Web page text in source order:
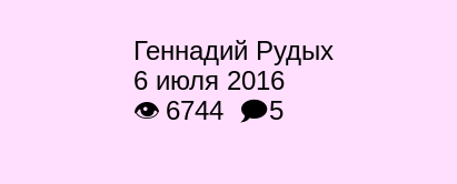
Геннадий Рудых
6 июля 2016
👁 6744 🗩5